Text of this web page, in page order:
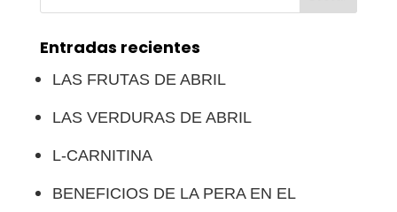
Entradas recientes
LAS FRUTAS DE ABRIL
LAS VERDURAS DE ABRIL
L-CARNITINA
BENEFICIOS DE LA PERA EN EL